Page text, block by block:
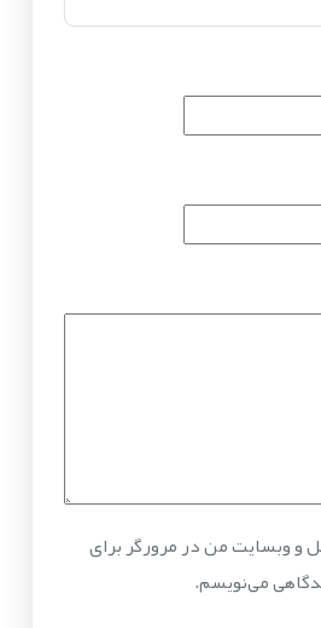
و وبسایت من در مرورگر برای
می‌نویسم.